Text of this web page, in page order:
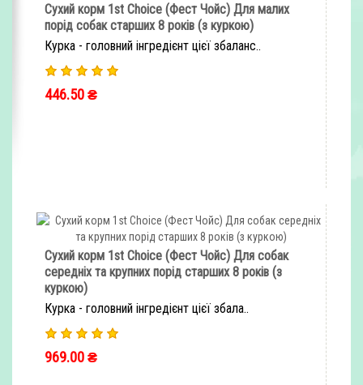
Сухий корм 1st Choice (Фест Чойс) Для малих
порід собак старших 8 років (з куркою)
Курка - головний інгредієнт цієї збаланс..
446.50 ₴
Сухий корм 1st Choice (Фест Чойс) Для собак
середніх та крупних порід старших 8 років (з
куркою)
Курка - головний інгредієнт цієї збала..
969.00 ₴